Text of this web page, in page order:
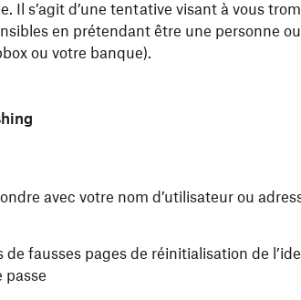
Il s’agit d’une tentative visant à vous
en prétendant être une personne
ou votre banque).
avec votre nom d’utilisateur ou
fausses pages de réinitialisation de
passe